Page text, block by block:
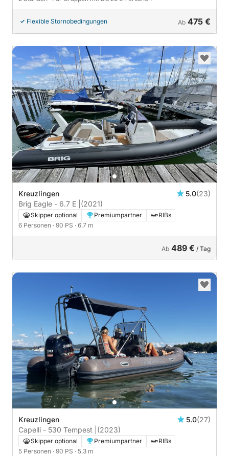
Flexible Stornobedingungen Ab 475 €
Kreuzlingen 5.0(23)
Brig Eagle - 6.7 E | (2021)
Skipper optional Premiumpartner
RIBs
6 Personen · 90 PS · 6.7 m
Ab 489 € / Tag
Kreuzlingen 5.0(27)
Capelli - 530 Tempest | (2023)
Skipper optional Premiumpartner
RIBs
5 Personen · 90 PS · 5.3 m